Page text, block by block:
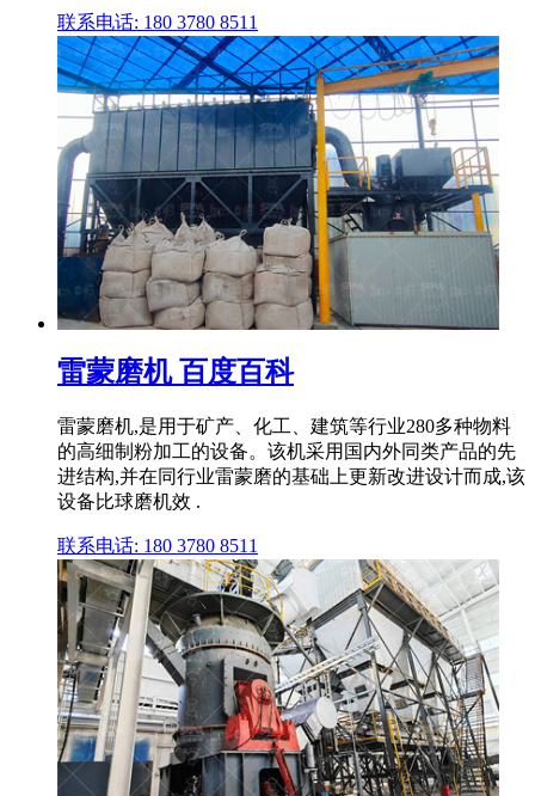
联系电话: 180 3780 8511
雷蒙磨机 百度百科
雷蒙磨机,是用于矿产、化工、建筑等行业280多种物料
的高细制粉加工的设备。该机采用国内外同类产品的先
进结构,并在同行业雷蒙磨的基础上更新改进设计而成,该
设备比球磨机效 .
联系电话: 180 3780 8511